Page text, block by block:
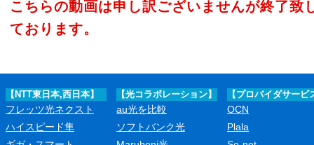
こちらの動画は申し訳ございませんが終了致
ております。
【NTT東日本,西日本】
フレッツ光ネクスト
ハイスピード隼
【光コラボレーション】
au光を比較
ソフトバンク光
【プロバイダサービ
OCN
Plala